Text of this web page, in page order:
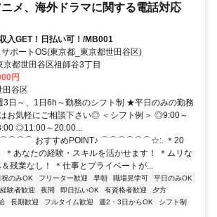
メ、海外ドラマに関する電話対応
入GET！日払い可！/MB001
ポートOS(東京都_東京都世田谷区)
都世田谷区祖師谷3丁目
円
田谷区
日～、1日6h～勤務のシフト制 ★平日のみの勤務
お気軽にご相談下さい◎ ＜シフト例＞ ◎9:00～
◎11:00～20:00...
おすすめPOINT♪ ⌒⌒⌒⌒⌒⌒☆:. ＊20
＊あなたの経験・スキルを活かせます！ ＊ムリな
残業なし！ ＊仕事とプライベートが...
祝のみOK フリーター歓迎 早朝 職場見学可
平日のみOK
経験者歓迎 夜間 即日払いOK 有資格者歓迎
夕方
長期歓迎 フルタイム歓迎 週2・3日からOK
シフト制